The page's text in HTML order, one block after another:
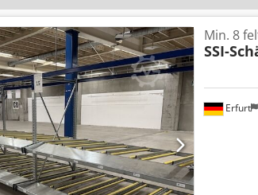
Erfurt
Min. 8
SSI-